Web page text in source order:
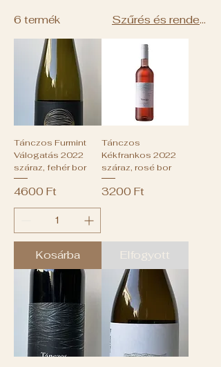
6 termék Szűrés és rendezés
Tánczos Furmint
Válogatás 2022
száraz, fehér bor
Ár
4600 Ft
Kosárba
Tánczos
Kékfrankos 2022
száraz, rosé bor
Ár
3200 Ft
Elfogyott